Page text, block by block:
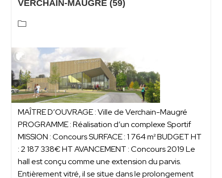
VERCHAIN-MAUGRÉ (59)
MAÎTRE D’OUVRAGE : Ville de Verchain-Maugré
PROGRAMME : Réalisation d’un complexe Sportif
MISSION : Concours SURFACE : 1 764 m² BUDGET HT
: 2 187 338€ HT AVANCEMENT : Concours 2019 Le
hall est conçu comme une extension du parvis.
Entièrement vitré, il se situe dans le prolongement